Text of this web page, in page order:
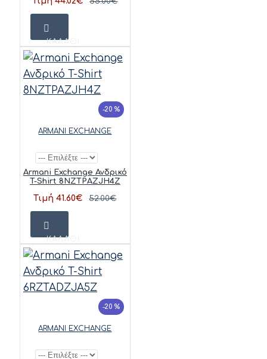
ΚΑΛΆΘΙ
-20 %
ARMANI EXCHANGE
Armani Exchange Ανδρικό
T-Shirt 8NZTPAZJH4Z
Τιμή 41.60€ 52.00€
ΚΑΛΆΘΙ
-20 %
ARMANI EXCHANGE